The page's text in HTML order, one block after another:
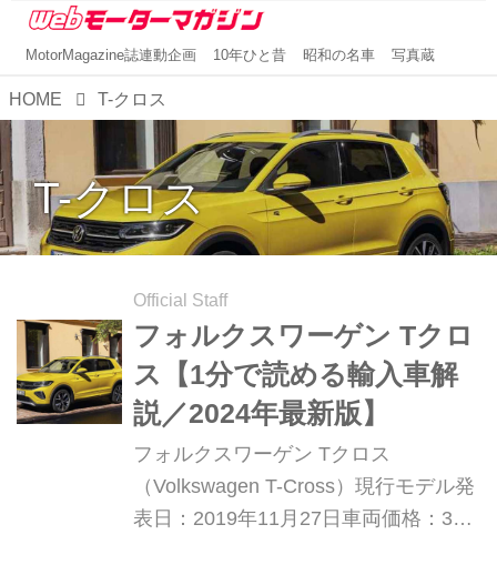
MotorMagazine誌連動企画 10年ひと昔 昭和の名車 写真蔵
HOME T-クロス
T-クロス
Official Staff
フォルクスワーゲン Tクロ
ス【1分で読める輸入車解
説／2024年最新版】
フォルクスワーゲン Tクロス
（Volkswagen T-Cross）現行モデル発
表日：2019年11月27日車両価格：329